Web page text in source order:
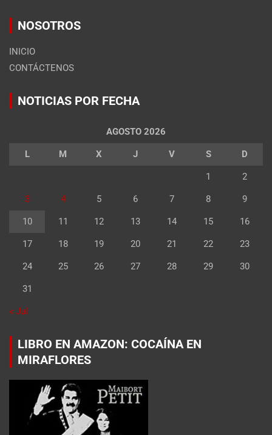
NOSOTROS
INICIO
CONTÁCTENOS
NOTICIAS POR FECHA
AGOSTO 2026
L M X J V S D
1 2
3 4 5 6 7 8 9
10 11 12 13 14 15 16
17 18 19 20 21 22 23
24 25 26 27 28 29 30
31
« Jul
LIBRO EN AMAZON: COCAÍNA EN
MIRAFLORES